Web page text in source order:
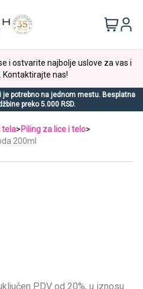
i ostvarite najbolje uslove za vas i
Kontaktirajte nas!
je potrebno na jednom mestu. Besplatna
preko 5.000 RSD.
tela>Piling za lice i telo>
200ml
PDV od 20%, u iznosu